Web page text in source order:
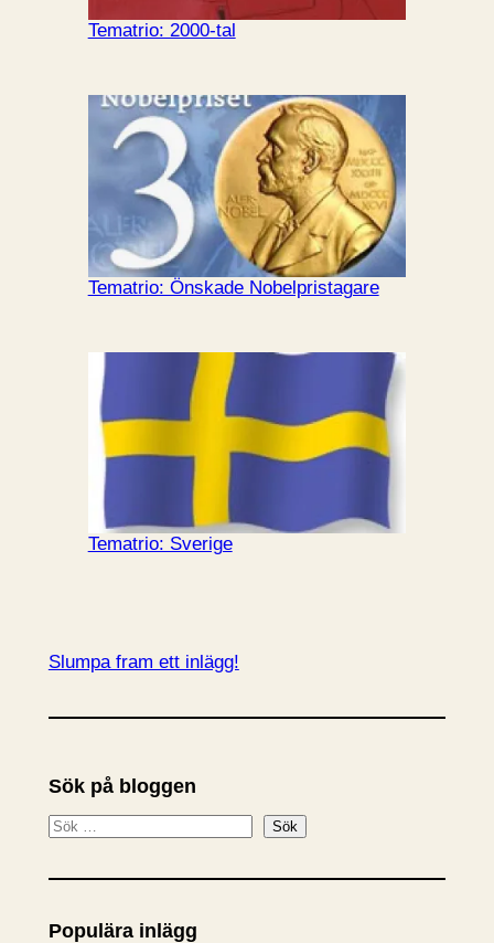
Tematrio: 2000-tal
Tematrio: Önskade Nobelpristagare
Tematrio: Sverige
Slumpa fram ett inlägg!
Sök på bloggen
S
k
Sök
Populära inlägg